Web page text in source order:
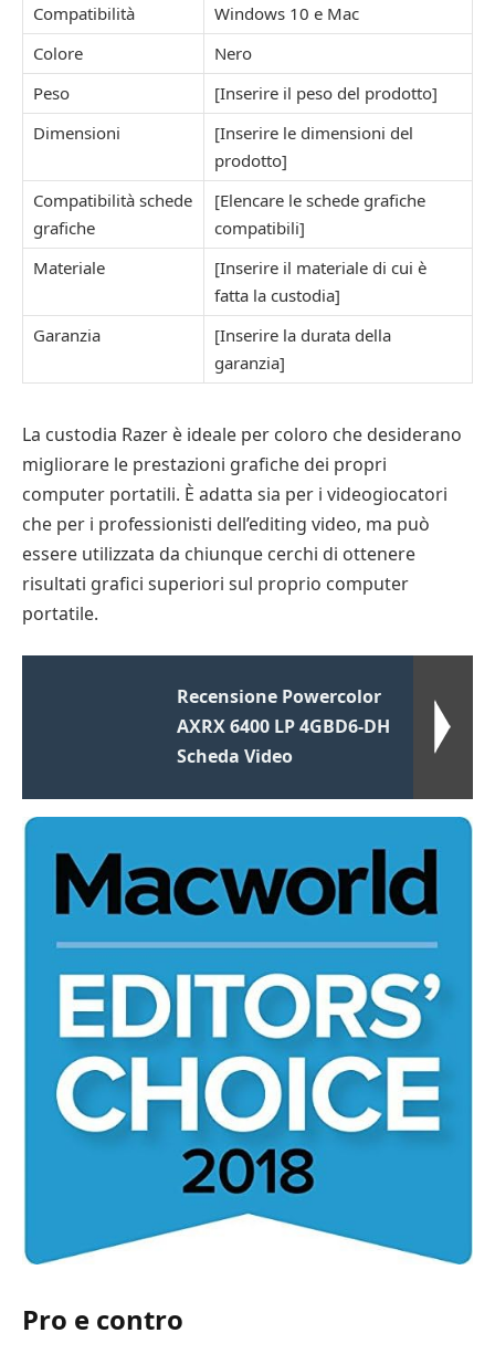
Compatibilità
Windows 10 e Mac
Colore
Nero
Peso
[Inserire il peso del prodotto]
Dimensioni
[Inserire le dimensioni del
prodotto]
Compatibilità schede
grafiche
[Elencare le schede grafiche
compatibili]
Materiale
[Inserire il materiale di cui è
fatta la custodia]
Garanzia
[Inserire la durata della
garanzia]
La custodia Razer è ideale per coloro che desiderano
migliorare le prestazioni grafiche dei propri
computer portatili. È adatta sia per i videogiocatori
che per i professionisti dell’editing video, ma può
essere utilizzata da chiunque cerchi di ottenere
risultati grafici superiori sul proprio computer
portatile.
Recensione Powercolor
AXRX 6400 LP 4GBD6-DH
Scheda Video
Pro e contro